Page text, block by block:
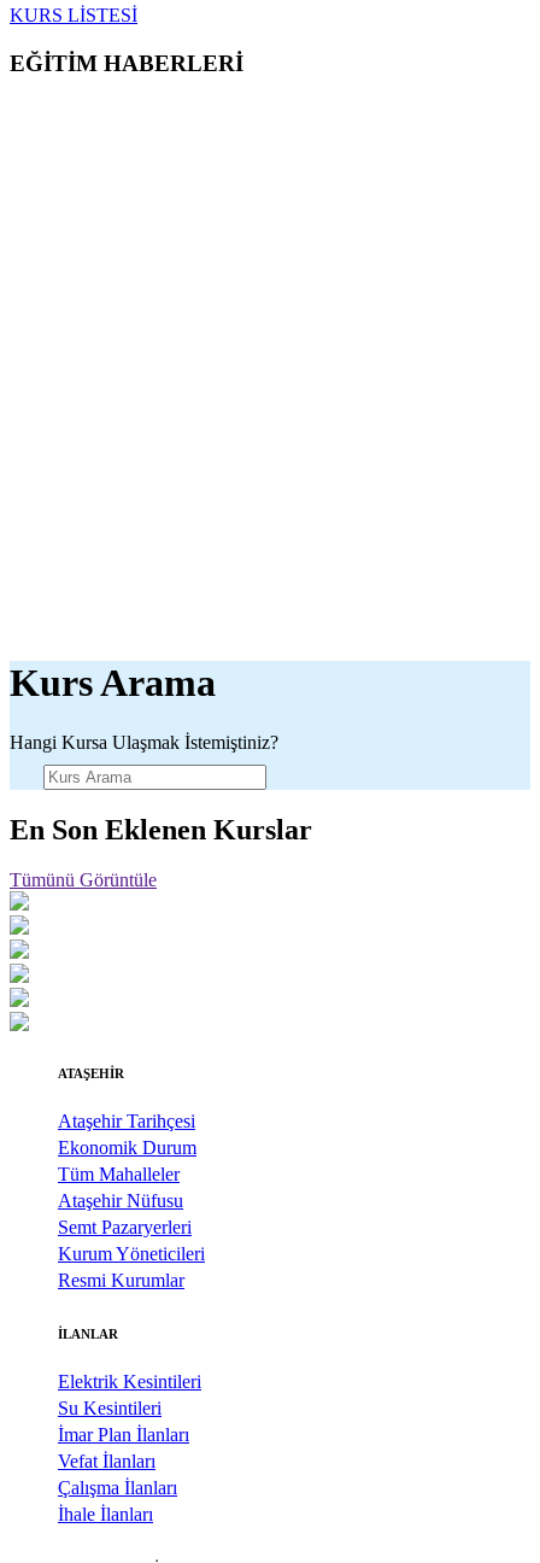
KURS LİSTESİ
EĞİTİM HABERLERİ
Kurs Arama
Hangi Kursa Ulaşmak İstemiştiniz?
En Son Eklenen Kurslar
Tümünü Görüntüle
ATAŞEHİR
Ataşehir Tarihçesi
Ekonomik Durum
Tüm Mahalleler
Ataşehir Nüfusu
Semt Pazaryerleri
Kurum Yöneticileri
Resmi Kurumlar
İLANLAR
Elektrik Kesintileri
Su Kesintileri
İmar Plan İlanları
Vefat İlanları
Çalışma İlanları
İhale İlanları